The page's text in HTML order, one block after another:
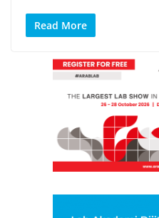
Read More